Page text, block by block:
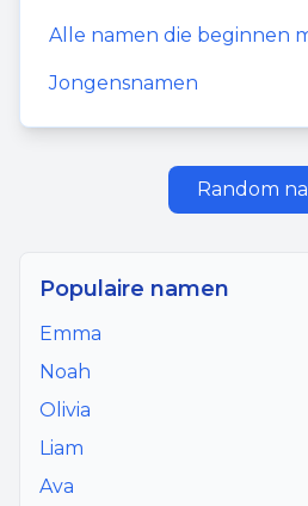
Alle namen die beginnen
Jongensnamen
Random
Populaire namen
Emma
Noah
Olivia
Liam
Ava